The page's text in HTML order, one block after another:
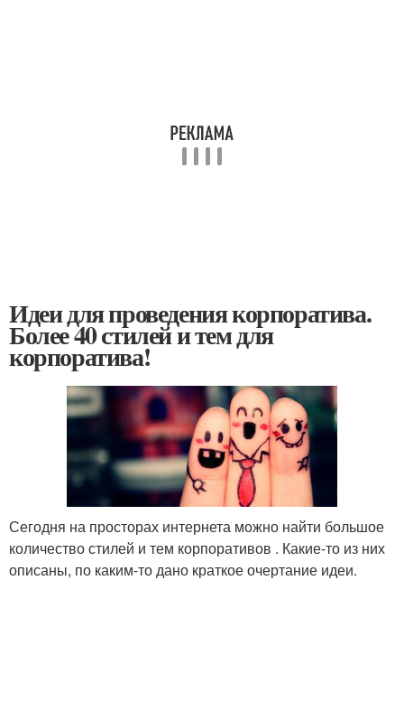
Идеи для проведения корпоратива.
Более 40 стилей и тем для
корпоратива!
Сегодня на просторах интернета можно найти большое
количество стилей и тем корпоративов . Какие-то из них
описаны, по каким-то дано краткое очертание идеи.